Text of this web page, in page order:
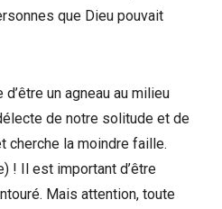
que Dieu pouvait
un agneau au milieu
de notre solitude et de
cherche la moindre faille.
! Il est important d’être
Mais attention, toute